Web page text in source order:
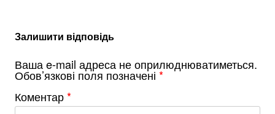
Залишити відповідь
Ваша e-mail адреса не оприлюднюватиметься.
Обов’язкові поля позначені *
Коментар*